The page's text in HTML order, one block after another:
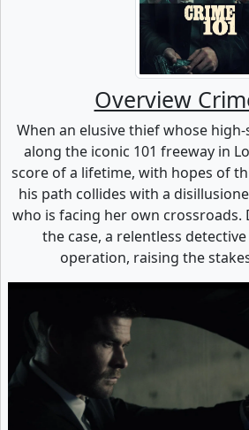
Overview
When an elusive thief whose
along the iconic 101 freeway in
score of a lifetime, with hopes of
his path collides with a
who is facing her own crossroads.
the case, a relentless
operation, raising the